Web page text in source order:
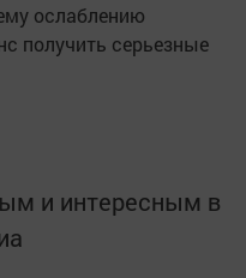
ослаблению
получить серьезные
и интересным в